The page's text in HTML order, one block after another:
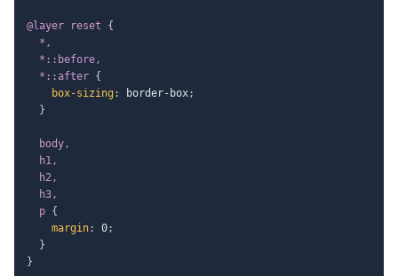
@layer reset
{
*,
  *::before,
  *::after
{
box-sizing: border-box;
}
body,
  h1,
  h2,
  h3,
  p
{
margin: 0;
}
}